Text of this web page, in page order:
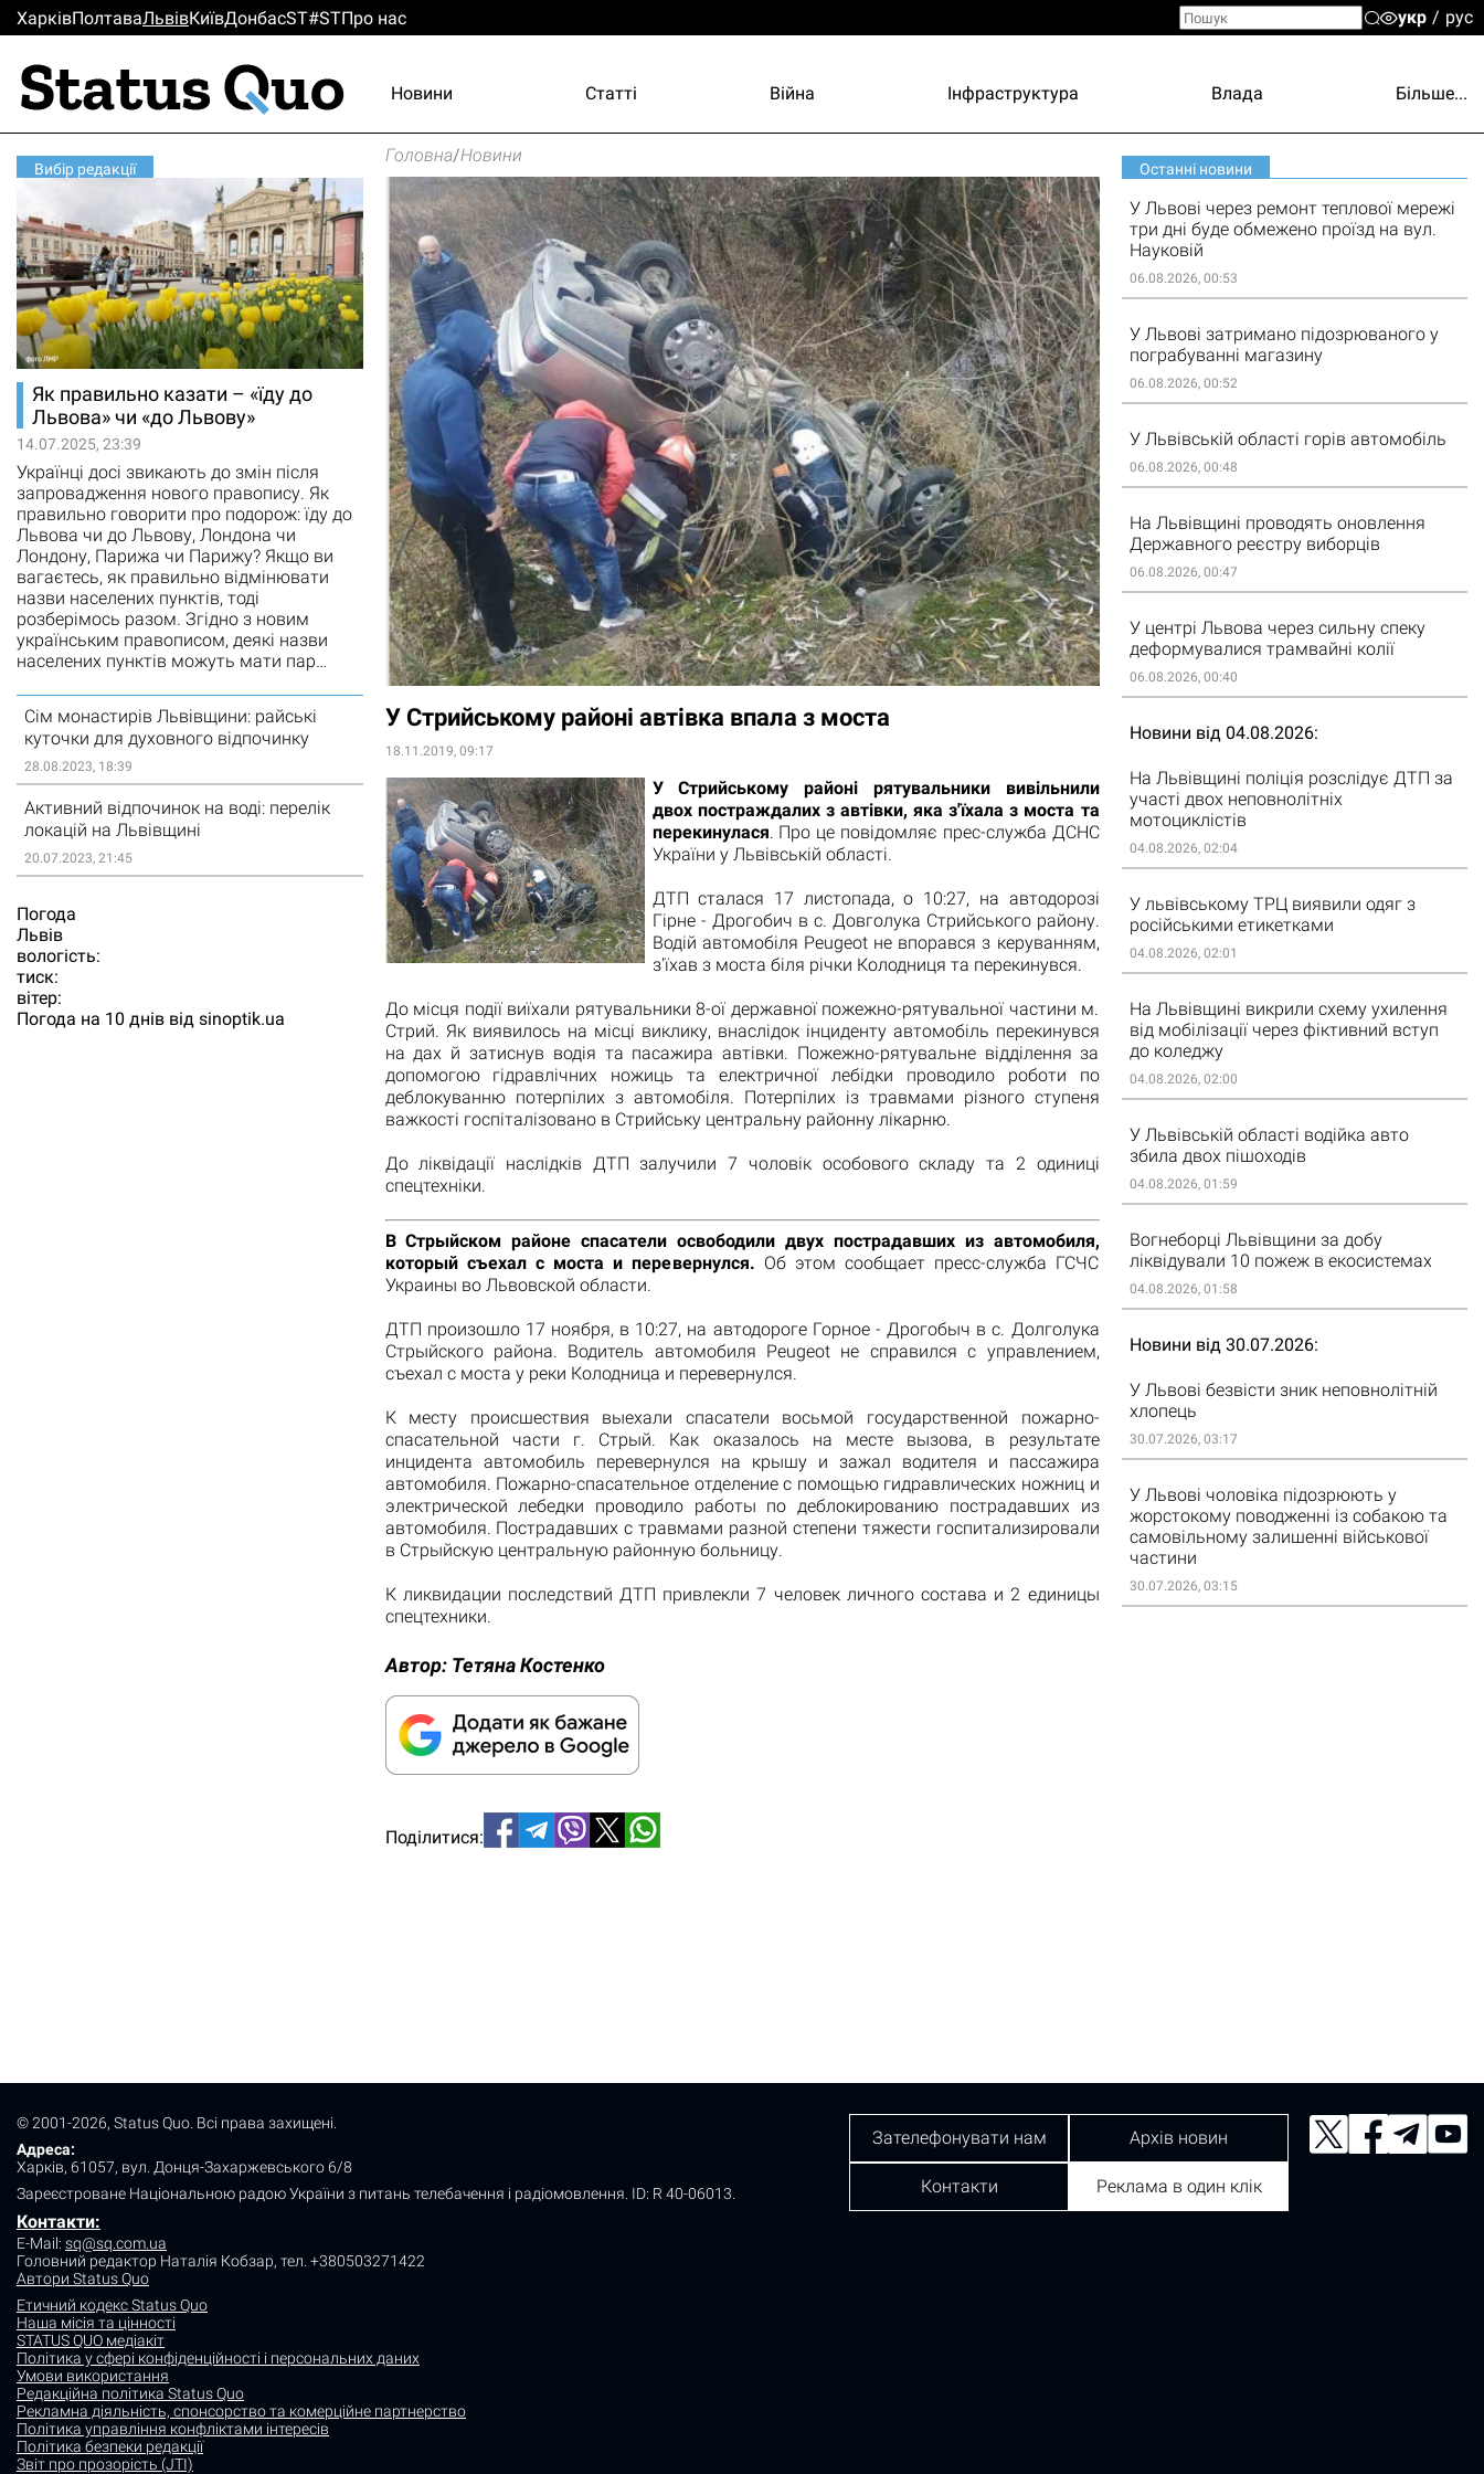
ХарківПолтаваЛьвiвКиïвДонбасST#STПро нас укр рус
Новини Статті Війна Інфраструктура Влада Більше...
Вибір редакції
Як правильно казати – «їду до
Львова» чи «до Львову»
14.07.2025, 23:39
Українці досі звикають до змін після
запровадження нового правопису. Як
правильно говорити про подорож: їду до
Львова чи до Львову, Лондона чи
Лондону, Парижа чи Парижу? Якщо ви
вагаєтесь, як правильно відмінювати
назви населених пунктів, тоді
розберімось разом. Згідно з новим
українським правописом, деякі назви
населених пунктів можуть мати пар…
Сім монастирів Львівщини: райські
куточки для духовного відпочинку
28.08.2023, 18:39
Активний відпочинок на воді: перелік
локацій на Львівщині
20.07.2023, 21:45
Погода
Львiв
вологість:
тиск:
вітер:
Погода на 10 днів від sinoptik.ua
Головна/Новини
У Стрийському районі автівка впала з моста
18.11.2019, 09:17
У Стрийському районі рятувальники вивільнили
двох постраждалих з автівки, яка з'їхала з моста та
перекинулася. Про це повідомляє прес-служба ДСНС
України у Львівській області.
ДТП сталася 17 листопада, о 10:27, на автодорозі
Гірне - Дрогобич в с. Довголука Стрийського району.
Водій автомобіля Peugeot не впорався з керуванням,
з'їхав з моста біля річки Колодниця та перекинувся.
До місця події виїхали рятувальники 8-ої державної пожежно-рятувальної частини м.
Стрий. Як виявилось на місці виклику, внаслідок інциденту автомобіль перекинувся
на дах й затиснув водія та пасажира автівки. Пожежно-рятувальне відділення за
допомогою гідравлічних ножиць та електричної лебідки проводило роботи по
деблокуванню потерпілих з автомобіля. Потерпілих із травмами різного ступеня
важкості госпіталізовано в Стрийську центральну районну лікарню.
До ліквідації наслідків ДТП залучили 7 чоловік особового складу та 2 одиниці
спецтехніки.
В Стрыйском районе спасатели освободили двух пострадавших из автомобиля,
который съехал с моста и перевернулся. Об этом сообщает пресс-служба ГСЧС
Украины во Львовской области.
ДТП произошло 17 ноября, в 10:27, на автодороге Горное - Дрогобыч в с. Долголука
Стрыйского района. Водитель автомобиля Peugeot не справился с управлением,
съехал с моста у реки Колодница и перевернулся.
К месту происшествия выехали спасатели восьмой государственной пожарно-
спасательной части г. Стрый. Как оказалось на месте вызова, в результате
инцидента автомобиль перевернулся на крышу и зажал водителя и пассажира
автомобиля. Пожарно-спасательное отделение с помощью гидравлических ножниц и
электрической лебедки проводило работы по деблокированию пострадавших из
автомобиля. Пострадавших с травмами разной степени тяжести госпитализировали
в Стрыйскую центральную районную больницу.
К ликвидации последствий ДТП привлекли 7 человек личного состава и 2 единицы
спецтехники.
Автор: Тетяна Костенко
Поділитися:
Останні новини
У Львові через ремонт теплової мережі
три дні буде обмежено проїзд на вул.
Науковій
06.08.2026, 00:53
У Львові затримано підозрюваного у
пограбуванні магазину
06.08.2026, 00:52
У Львівській області горів автомобіль
06.08.2026, 00:48
На Львівщині проводять оновлення
Державного реєстру виборців
06.08.2026, 00:47
У центрі Львова через сильну спеку
деформувалися трамвайні колії
06.08.2026, 00:40
Новини від 04.08.2026
На Львівщині поліція розслідує ДТП за
участі двох неповнолітніх
мотоциклістів
04.08.2026, 02:04
У львівському ТРЦ виявили одяг з
російськими етикетками
04.08.2026, 02:01
На Львівщині викрили схему ухилення
від мобілізації через фіктивний вступ
до коледжу
04.08.2026, 02:00
У Львівській області водійка авто
збила двох пішоходів
04.08.2026, 01:59
Вогнеборці Львівщини за добу
ліквідували 10 пожеж в екосистемах
04.08.2026, 01:58
Новини від 30.07.2026
У Львові безвісти зник неповнолітній
хлопець
30.07.2026, 03:17
У Львові чоловіка підозрюють у
жорстокому поводженні із собакою та
самовільному залишенні військової
частини
30.07.2026, 03:15
© 2001-2026, Status Quo. Всі права захищені.
Адреса:
Харків, 61057, вул. Донця-Захаржевського 6/8
Зареєстроване Національною радою України з питань телебачення і радіомовлення. ID: R 40-06013.
Контакти:
E-Mail: sq@sq.com.ua
Головний редактор Наталія Кобзар, тел. +380503271422
Автори Status Quo
Етичний кодекс Status Quo
Наша місія та цінності
STATUS QUO медіакіт
Політика у сфері конфіденційності і персональних даних
Умови використання
Редакційна політика Status Quo
Рекламна діяльність, спонсорство та комерційне партнерство
Політика управління конфліктами інтересів
Політика безпеки редакції
Звіт про прозорість (JTI)
Зателефонувати нам Архів новин
Контакти Реклама в один клік